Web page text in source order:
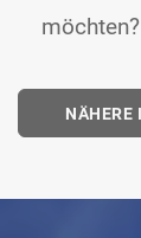
möchten?
NÄHERE